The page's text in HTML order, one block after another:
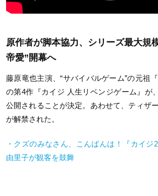
原作者が脚本協力、シリーズ最大規
帝愛”開幕へ
藤原竜也主演、“サバイバルゲーム”の元祖
の第4作『カイジ 人生リベンジゲーム』が
公開されることが決定。あわせて、ティザ
が解禁された。
・クズのみなさん、こんばんは！『カイジ
由里子が観客を鼓舞